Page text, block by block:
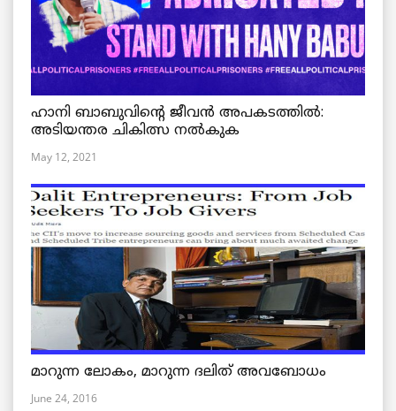
ഹാനി ബാബുവിന്റെ ജീവൻ അപകടത്തിൽ:
അടിയന്തര ചികിത്സ നൽകുക
May 12, 2021
മാറുന്ന ലോകം, മാറുന്ന ദലിത് അവബോധം
June 24, 2016